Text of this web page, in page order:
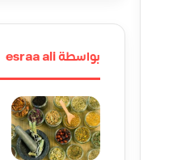
بواسطة esraa ali